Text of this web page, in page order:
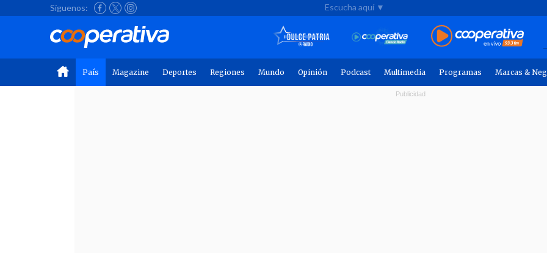
Síguenos: Escucha aquí ▼
País Magazine Deportes Regiones Mundo Opinión Podcast Multimedia Programas Marcas &